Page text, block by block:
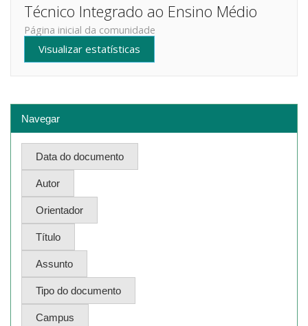
Técnico Integrado ao Ensino Médio
Página inicial da comunidade
Visualizar estatísticas
Navegar